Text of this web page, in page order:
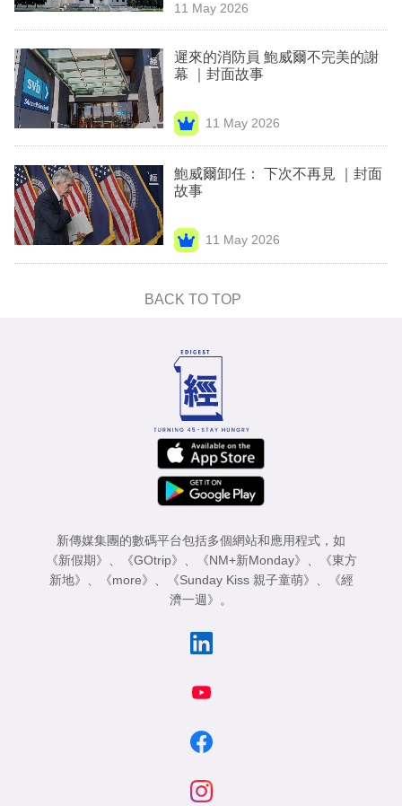
專
11 May 2026
遲來的消防員 鮑威爾不完美的謝
幕 ｜封面故事
11 May 2026
鮑威爾卸任： 下次不再見 ｜封面
故事
11 May 2026
BACK TO TOP
新傳媒集團的數碼平台包括多個網站和應用程式，如
《新假期》
《GOtrip》 《NM+新Monday》
《東方
新地》
《more》 《Sunday Kiss 親子童萌》
《經
濟一週》
。